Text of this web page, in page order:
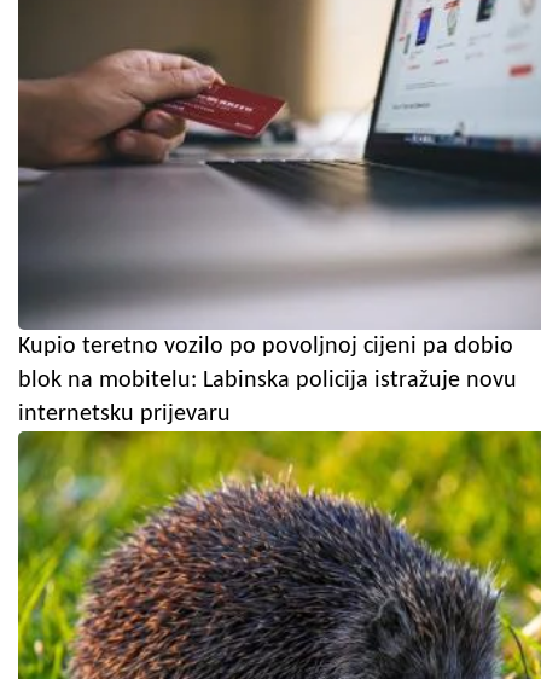
Kupio teretno vozilo po povoljnoj cijeni pa dobio
blok na mobitelu: Labinska policija istražuje novu
internetsku prijevaru